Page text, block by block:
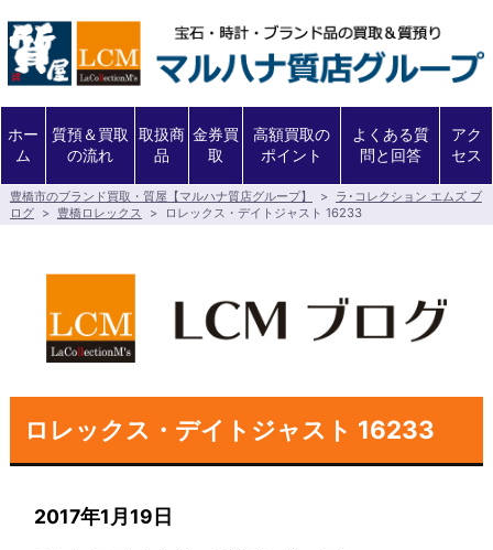
ホー
ム
質預＆買取
の流れ
取扱商
品
金券買
取
高額買取の
ポイント
よくある質
問と回答
アク
セス
豊橋市のブランド買取・質屋【マルハナ質店グループ】 >
ラ･コレクション エムズ ブ
ログ > 豊橋ロレックス > ロレックス・デイトジャスト 16233
ロレックス・デイトジャスト 16233
2017年1月19日